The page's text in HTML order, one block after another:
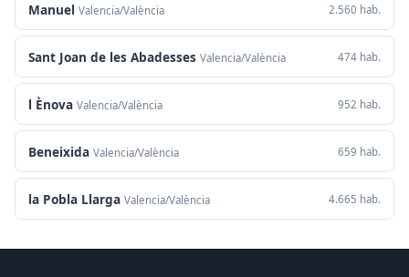
Manuel Valencia/València 2.560 hab.
Sant Joan de les Abadesses Valencia/València 474 hab.
l Ènova Valencia/València 952 hab.
Beneixida Valencia/València 659 hab.
la Pobla Llarga Valencia/València 4.665 hab.